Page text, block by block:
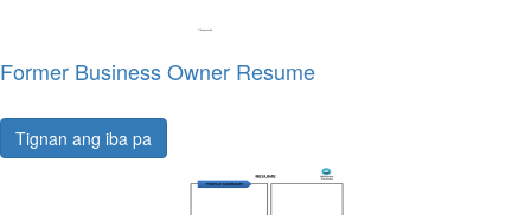
Former Business Owner Resume
Tignan ang iba pa